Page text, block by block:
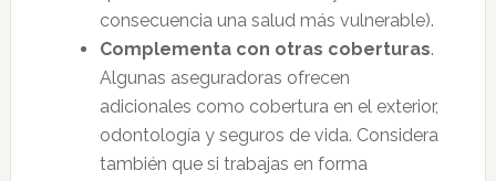
consecuencia una salud más vulnerable).
Complementa con otras coberturas.
Algunas aseguradoras ofrecen
adicionales como cobertura en el exterior,
odontología y seguros de vida. Considera
también que si trabajas en forma